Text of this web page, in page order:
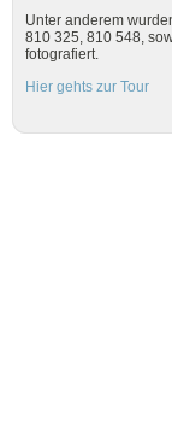
Unter anderem
810 325, 810 548,
fotografiert.
Hier gehts zur Tour